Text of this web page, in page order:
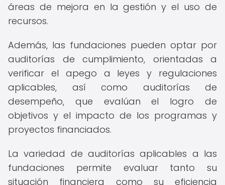
áreas de mejora en la gestión y el uso de
recursos.
Además, las fundaciones pueden optar por
auditorías de cumplimiento, orientadas a
verificar el apego a leyes y regulaciones
aplicables, así como auditorías de
desempeño, que evalúan el logro de
objetivos y el impacto de los programas y
proyectos financiados.
La variedad de auditorías aplicables a las
fundaciones permite evaluar tanto su
situación financiera como su eficiencia